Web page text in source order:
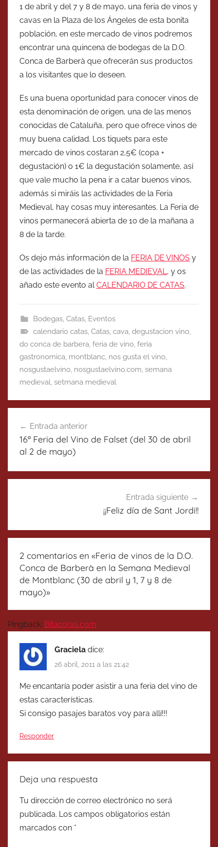
1 de abril y del 7 y 8 de mayo, una feria de vinos y
cavas en la Plaza de los Ángeles de esta bonita
población, en este mercado de vinos podremos
encontrar una quincena de bodegas de la D.O.
Conca de Barberà que ofrecerán sus productos
a los visitantes que lo deseen.
Es una buena oportunidad para conocer vinos de
esta denominación de origen, una de las menos
conocidas de Cataluña, pero que ofrece vinos de
muy buena calidad. Los tiquets para este
mercado de vinos costaran 2,5€ (copa +
degustación) o 1€ la degustación solamente, así
que vale mucho la pena ir a catar buenos vinos,
además si miráis las actividades de la Feria
Medieval, hay cosas muy interesantes. La Feria de
vinos permanecerá abierta de 10 de la mañana a
8 de la tarde.
Os dejo más información de la FERIA DE VINOS y
de las actividades de la FERIA MEDIEVAL, y os
añado este evento alCALENDARIO DE CATAS.
Bodegas, Catas, Eventos
calendario catas, Catas, cava, degustacion vino,
do conca de barbera, feria de vino, feria
gastronomica, montblanc, nos gusta el vino,
nosgustaelvino, nosgustaelvino.com, semana
medieval, setmana medieval
de
entradas
Entrada anterior
16ª Feria del Vino de Falset (del 30 de abril
al 2 de mayo)
Entrada siguiente
¡¡Feliz día de Sant Jordi!!
2 comentarios en «Feria de vinos de la D.O.
Conca de Barberà en la Semana Medieval
de Montblanc (30 de abril y 1, 7 y 8 de
mayo)»
Pingback: Bitacoras.com
Graciela dice:
26 abril, 2011 a las 21:42
Me encantaría poder asistir a una feria del vino de
estas características.
Si consigo pasajes baratos voy para allí!!!
Responder
Deja una respuesta
Tu dirección de correo electrónico no será
publicada. Los campos obligatorios están
marcados con *